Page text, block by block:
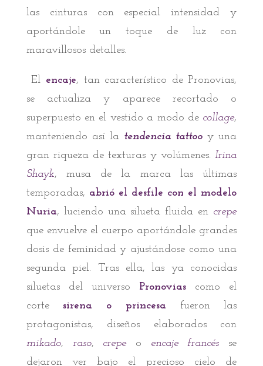
las cinturas con especial intensidad y
aportándole un toque de luz con
maravillosos detalles.
El encaje, tan característico de Pronovias,
se actualiza y aparece recortado o
superpuesto en el vestido a modo de collage,
manteniendo así la tendencia tattoo y una
gran riqueza de texturas y volúmenes. Irina
Shayk, musa de la marca las últimas
temporadas, abrió el desfile con el modelo
Nuria, luciendo una silueta fluida en crepe
que envuelve el cuerpo aportándole grandes
dosis de feminidad y ajustándose como una
segunda piel. Tras ella, las ya conocidas
siluetas del universo Pronovias como el
corte sirena o princesa fueron las
protagonistas, diseños elaborados con
mikado, raso, crepeo encaje francés se
dejaron ver bajo el precioso cielo de